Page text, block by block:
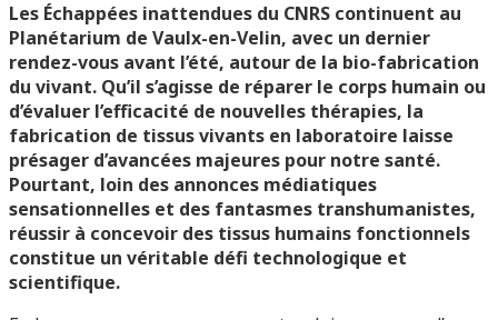
Les Échappées inattendues du CNRS continuent au
Planétarium de Vaulx-en-Velin, avec un dernier
rendez-vous avant l’été, autour de la bio-fabrication
du vivant. Qu’il s’agisse de réparer le corps humain ou
d’évaluer l’efficacité de nouvelles thérapies, la
fabrication de tissus vivants en laboratoire laisse
présager d’avancées majeures pour notre santé.
Pourtant, loin des annonces médiatiques
sensationnelles et des fantasmes transhumanistes,
réussir à concevoir des tissus humains fonctionnels
constitue un véritable défi technologique et
scientifique.